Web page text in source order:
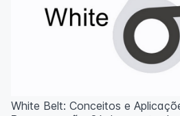
White Belt: Conceitos e